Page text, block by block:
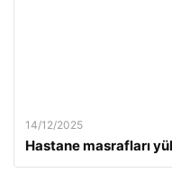
14/12/2025
Hastane masrafları